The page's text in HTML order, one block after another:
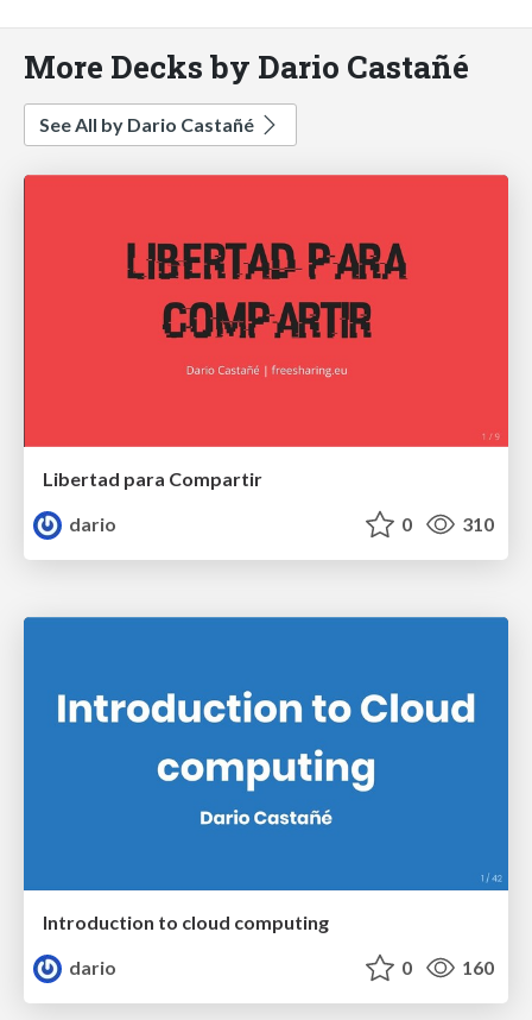
More Decks by Dario Castañé
See All by Dario Castañé
Libertad para Compartir
dario
0 310
Introduction to cloud computing
dario
0 160